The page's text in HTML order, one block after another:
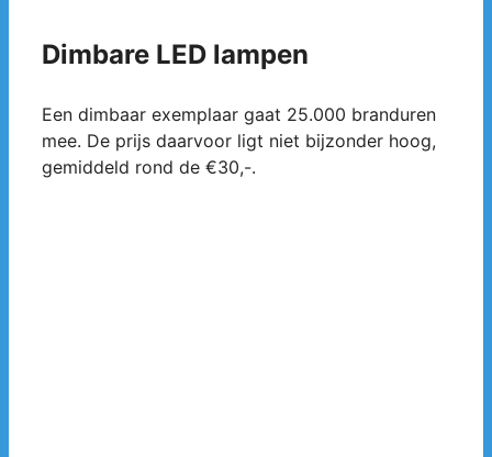
Dimbare LED lampen
Een dimbaar exemplaar gaat 25.000 branduren
mee. De prijs daarvoor ligt niet bijzonder hoog,
gemiddeld rond de €30,-.